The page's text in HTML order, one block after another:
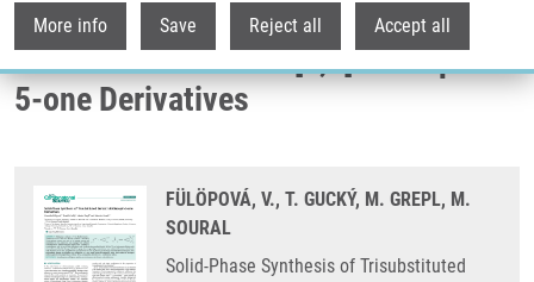
More info Save Reject all Accept all
Solid-Phase Synthesis of
Trisubstituted Benzo[1,4]-Diazepin-
5-one Derivatives
FÜLÖPOVÁ, V., T. GUCKÝ, M. GREPL, M.
SOURAL
Solid-Phase Synthesis of Trisubstituted